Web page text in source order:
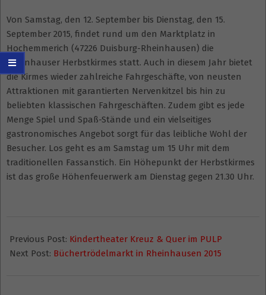
Von Samstag, den 12. September bis Dienstag, den 15.
September 2015, findet rund um den Marktplatz in
Hochemmerich (47226 Duisburg-Rheinhausen) die
Rheinhauser Herbstkirmes statt. Auch in diesem Jahr bietet
die Kirmes wieder zahlreiche Fahrgeschäfte, von neusten
Attraktionen mit garantierten Nervenkitzel bis hin zu
beliebten klassischen Fahrgeschäften. Zudem gibt es jede
Menge Spiel und Spaß-Stände und ein vielseitiges
gastronomisches Angebot sorgt für das leibliche Wohl der
Besucher. Los geht es am Samstag um 15 Uhr mit dem
traditionellen Fassanstich. Ein Höhepunkt der Herbstkirmes
ist das große Höhenfeuerwerk am Dienstag gegen 21.30 Uhr.
03-
15
Previous Post: Kindertheater Kreuz & Quer im PULP
Next Post: Büchertrödelmarkt in Rheinhausen 2015